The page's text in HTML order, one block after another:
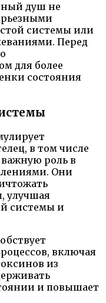
душ не
системы или
Перед
для более
состояния
в том числе
роль в
Они
улучшая
системы и
включая
из
и повышает